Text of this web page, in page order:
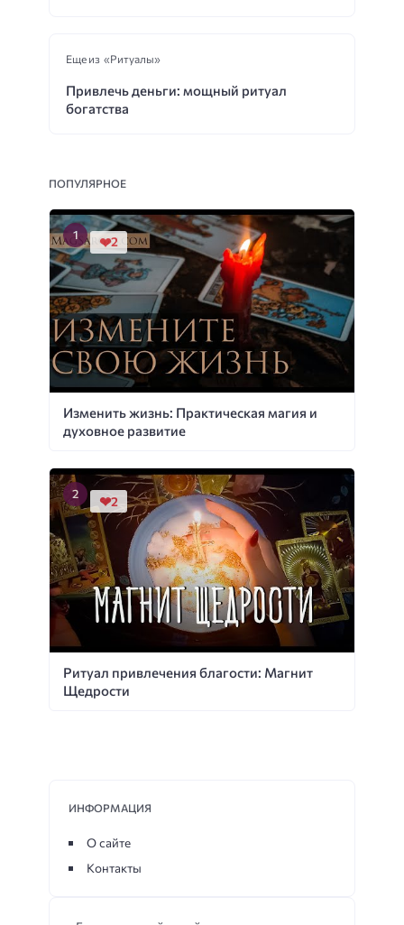
Еще из «Ритуалы»
Привлечь деньги: мощный ритуал
богатства
ПОПУЛЯРНОЕ
Изменить жизнь: Практическая магия и
духовное развитие
2
Ритуал привлечения благости: Магнит
Щедрости
2
ИНФОРМАЦИЯ
О сайте
Контакты